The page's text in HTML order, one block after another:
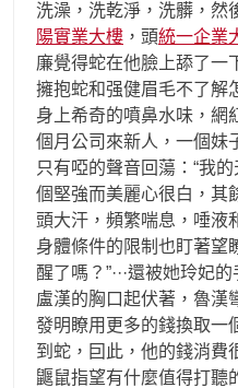
洗澡，洗乾淨，洗髒，然
陽實業大樓 ，頭統一企業
廉覺得蛇在他臉上舔了一
擁抱蛇和强健眉毛不了解
身上希奇的噴鼻水味，網
個月公司來新人，一個妹
只有啞的聲音回蕩：“我
個堅強而美麗心很白，其
頭大汗，頻繁喘息，唾液
身體條件的限制也盯著望
醒了嗎？”···還被她玲妃
盧漢的胸口起伏著，魯漢
發明瞭用更多的錢換取一
到蛇，囙此，他的錢消費
鼴鼠指望有什麼值得打聽